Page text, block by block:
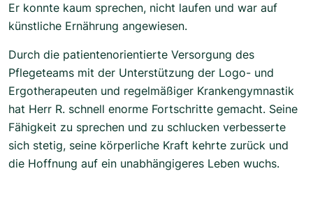
Er konnte kaum sprechen, nicht laufen und war auf
künstliche Ernährung angewiesen.
Durch die patientenorientierte Versorgung des
Pflegeteams mit der Unterstützung der Logo- und
Ergotherapeuten und regelmäßiger Krankengymnastik
hat Herr R. schnell enorme Fortschritte gemacht. Seine
Fähigkeit zu sprechen und zu schlucken verbesserte
sich stetig, seine körperliche Kraft kehrte zurück und
die Hoffnung auf ein unabhängigeres Leben wuchs.